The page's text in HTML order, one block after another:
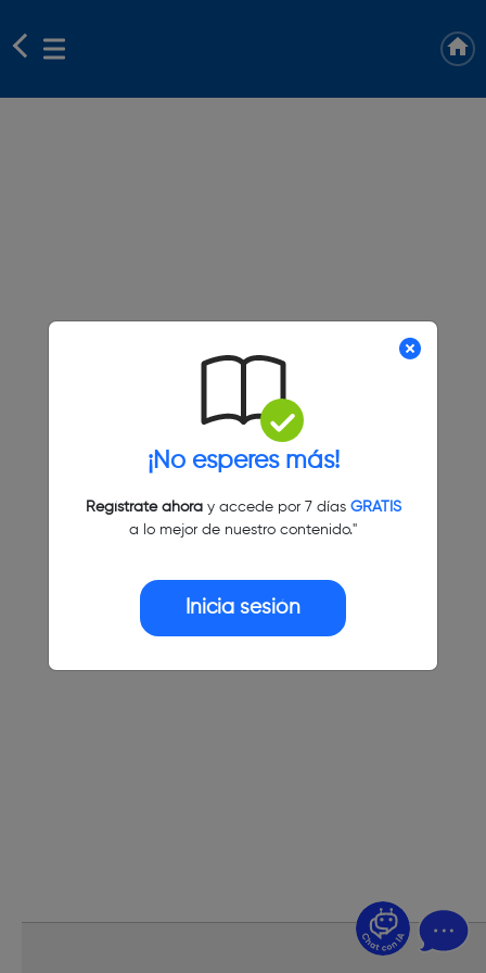
¡No esperes más!
Regístrate ahoray accede por 7 días GRATIS
a lo mejor de nuestro contenido."
Inicia sesión